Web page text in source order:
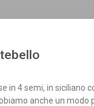
in 4 semi, in
anche un modo